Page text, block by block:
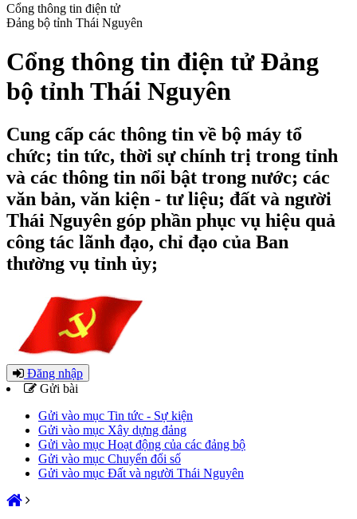
Cổng thông tin điện tử
Đảng bộ tỉnh Thái Nguyên
Cổng thông tin điện tử Đảng
bộ tỉnh Thái Nguyên
Cung cấp các thông tin về bộ máy tổ
chức; tin tức, thời sự chính trị trong tỉnh
và các thông tin nổi bật trong nước; các
văn bản, văn kiện - tư liệu; đất và người
Thái Nguyên góp phần phục vụ hiệu quả
công tác lãnh đạo, chỉ đạo của Ban
thường vụ tỉnh ủy;
Đăng nhập
Gửi bài
Gửi vào mục Tin tức - Sự kiện
Gửi vào mục Xây dựng đảng
Gửi vào mục Hoạt động của các đảng bộ
Gửi vào mục Chuyển đổi số
Gửi vào mục Đất và người Thái Nguyên